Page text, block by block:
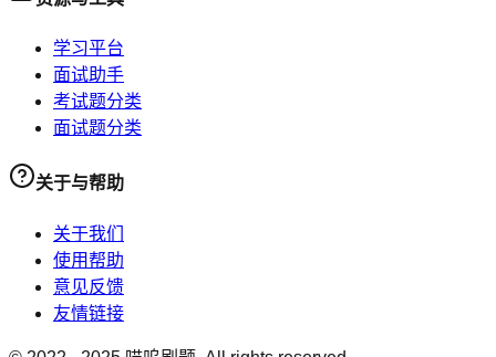
学习平台
面试助手
考试题分类
面试题分类
关于与帮助
关于我们
使用帮助
意见反馈
友情链接